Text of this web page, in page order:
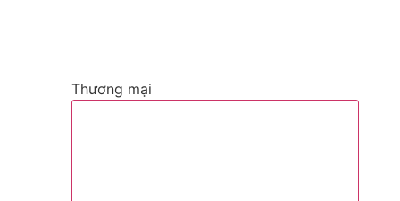
Thương mại